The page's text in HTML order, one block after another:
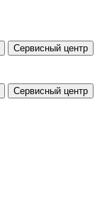
Сервисный центр
Сервисный центр